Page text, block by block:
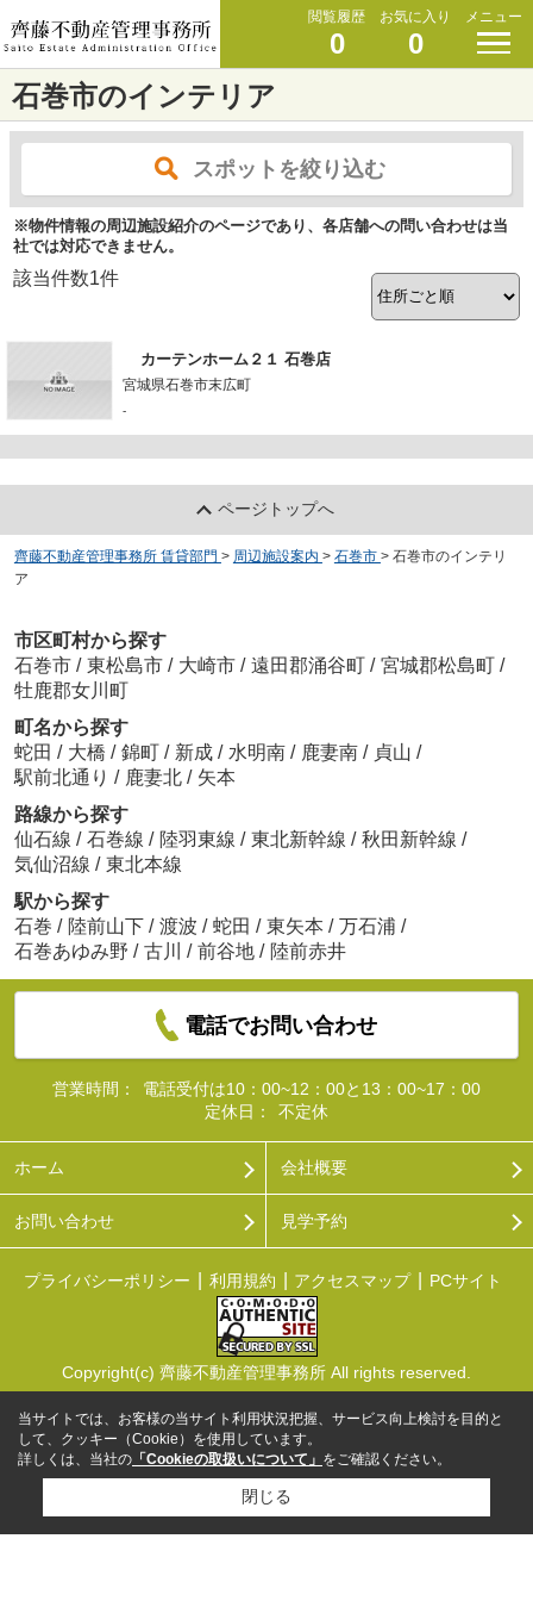
閲覧履歴
0
お気に入り
0
メニュー
石巻市のインテリア
スポットを絞り込む
※物件情報の周辺施設紹介のページであり、各店舗への問い合わせは当
社では対応できません。
該当件数1件
カーテンホーム２１ 石巻店
宮城県石巻市末広町
-
ページトップへ
齊藤不動産管理事務所 賃貸部門 > 周辺施設案内 > 石巻市 > 石巻市のインテリ
ア
市区町村から探す
石巻市 / 東松島市 / 大崎市 / 遠田郡涌谷町 / 宮城郡松島町 /
牡鹿郡女川町
町名から探す
蛇田 / 大橋 / 錦町 / 新成 / 水明南 / 鹿妻南 / 貞山 /
駅前北通り / 鹿妻北 / 矢本
路線から探す
仙石線 / 石巻線 / 陸羽東線 / 東北新幹線 / 秋田新幹線 /
気仙沼線 / 東北本線
駅から探す
石巻 / 陸前山下 / 渡波 / 蛇田 / 東矢本 / 万石浦 /
石巻あゆみ野 / 古川 / 前谷地 / 陸前赤井
電話でお問い合わせ
営業時間：
電話受付は10：00~12：00と13：00~17：00
定休日：
不定休
ホーム 会社概要
お問い合わせ 見学予約
プライバシーポリシー 利用規約 アクセスマップ PCサイト
Copyright(c) 齊藤不動産管理事務所 All rights reserved.
当サイトでは、お客様の当サイト利用状況把握、サービス向上検討を目的と
して、クッキー（Cookie）を使用しています。
詳しくは、当社の 「Cookieの取扱いについて」 をご確認ください。
閉じる